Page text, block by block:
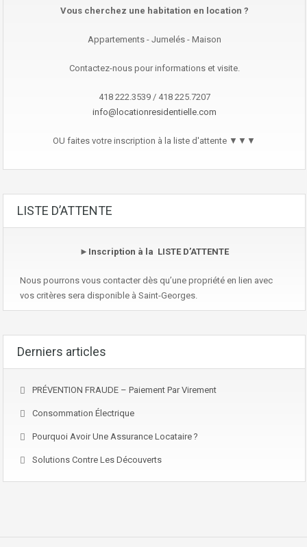
Vous cherchez une habitation en location ?
Appartements - Jumelés - Maison
Contactez-nous pour informations et visite.
418 222.3539 / 418 225.7207
info@locationresidentielle.com
OU faites votre inscription à la liste d'attente ▼▼▼
LISTE D’ATTENTE
► Inscription à la LISTE D’ATTENTE
Nous pourrons vous contacter dès qu’une propriété en lien avec
vos critères sera disponible à Saint-Georges.
Derniers articles
PRÉVENTION FRAUDE – Paiement Par Virement
Consommation Électrique
Pourquoi Avoir Une Assurance Locataire ?
Solutions Contre Les Découverts